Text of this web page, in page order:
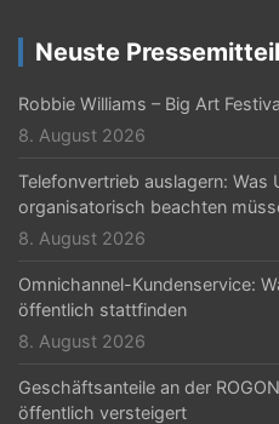
g
a
t
i
o
Neuste
Robbie Williams – Big Art
8. August 2026
Telefonvertrieb auslagern: Was
organisatorisch beachten
8. August 2026
Omnichannel-Kundenservice:
öffentlich stattfinden
8. August 2026
Geschäftsanteile an der
öffentlich versteigert